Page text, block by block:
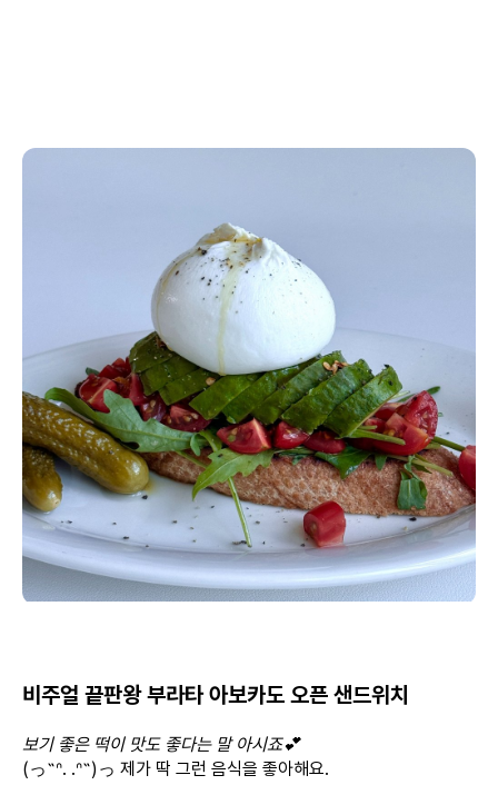
비주얼 끝판왕 부라타 아보카도 오픈 샌드위치
보기 좋은 떡이 맛도 좋다는 말 아시죠💕
(っ˶ᐢ. .ᐢ˵)っ 제가 딱 그런 음식을 좋아해요.